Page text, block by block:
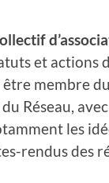
et
membre
Réseau,
les
rendus des